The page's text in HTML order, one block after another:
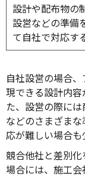
設計や配布物の
設営などの準備
て自社で対応す
自社設営の場合
現できる設計内
た、設営の際に
などのさまざま
応が難しい場合も
競合他社と差別
場合には、施工会